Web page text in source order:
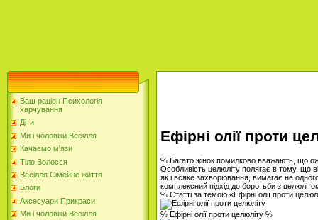
Ваш раціон Психологія
харчування
Діти
Ми і чоловіки Весілля
Качаємо м'язи
Тіло Волосся
Весілля Сімейне життя
Блоги
Аксесуари Прикраси
Ми і чоловіки Весілля
Ефірні олії проти
% Багато жінок помилково вважають, що
Особливість целюліту полягає в тому, що
як і всяке захворювання, вимагає не
комплексний підхід до боротьби з
% Статті за темою «Ефірні олії проти
% Ефірні олії проти целюліту %